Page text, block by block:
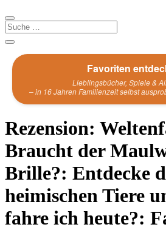
Favoriten
Lieblingsbücher, Spiele &
– in 16 Jahren Familienzeit selbst
Rezension:
Braucht der
Brille?: Entdecke
heimischen Tiere
fahre ich heute?: